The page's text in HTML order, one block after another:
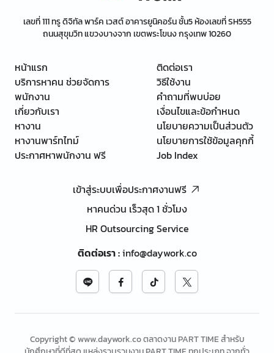
เลขที่ 111 ทรู ดิจิทัล พาร์ค เวสต์ อาคารยูนิคอร์น ชั้น5 ห้องเลขที่ SH555
ถนนสุขุมวิท แขวงบางจาก เขตพระโขนง กรุงเทพ 10260
หน้าแรก
บริการหาคน ช่วยจัดการ
พนักงาน
เกี่ยวกับเรา
หางาน
หางานพาร์ทไทม์
ประกาศหาพนักงาน ฟรี
ติดต่อเรา
วิธีใช้งาน
คำถามที่พบบ่อย
เงื่อนไขและข้อกำหนด
นโยบายความเป็นส่วนตัว
นโยบายการใช้ข้อมูลคุกกี้
Job Index
เข้าสู่ระบบเพื่อประกาศงานฟรี
หาคนด่วน เร็วสุด 1 ชั่วโมง
HR Outsourcing Service
ติดต่อเรา:info@daywork.co
Copyright © www.daywork.co ตลาดงาน PART TIME สำหรับ